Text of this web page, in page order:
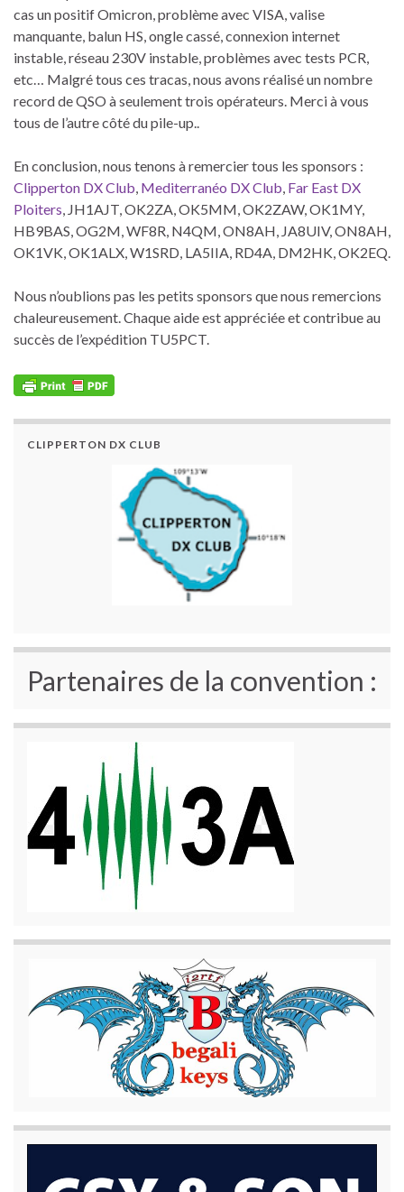
cas un positif Omicron, problème avec VISA, valise
manquante, balun HS, ongle cassé, connexion internet
instable, réseau 230V instable, problèmes avec tests PCR,
etc… Malgré tous ces tracas, nous avons réalisé un nombre
record de QSO à seulement trois opérateurs. Merci à vous
tous de l’autre côté du pile-up..
En conclusion, nous tenons à remercier tous les sponsors :
Clipperton DX Club, Mediterranéo DX Club, Far East DX
Ploiters, JH1AJT, OK2ZA, OK5MM, OK2ZAW, OK1MY,
HB9BAS, OG2M, WF8R, N4QM, ON8AH, JA8UIV, ON8AH,
OK1VK, OK1ALX, W1SRD, LA5IIA, RD4A, DM2HK, OK2EQ.
Nous n’oublions pas les petits sponsors que nous remercions
chaleureusement. Chaque aide est appréciée et contribue au
succès de l’expédition TU5PCT.
CLIPPERTON DX CLUB
Partenaires de la convention :